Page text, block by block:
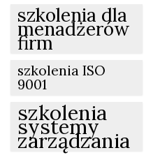
szkolenia dla
menadżerów
firm
szkolenia ISO
9001
szkolenia
systemy
zarządzania